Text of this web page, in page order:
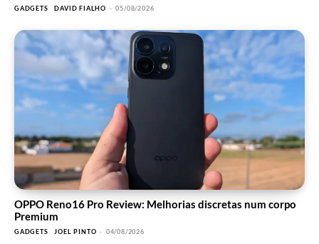
GADGETS DAVID FIALHO - 05/08/2026
OPPO Reno16 Pro Review: Melhorias discretas num corpo
Premium
GADGETS JOEL PINTO - 04/08/2026